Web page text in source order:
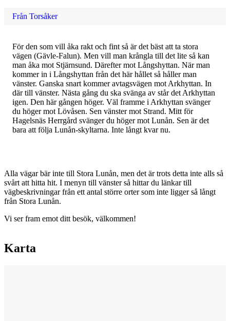
Från Torsåker
För den som vill åka rakt och fint så är det bäst att ta stora
vägen (Gävle-Falun). Men vill man krångla till det lite så kan
man åka mot Stjärnsund. Därefter mot Långshyttan. När man
kommer in i Långshyttan från det här hållet så håller man
vänster. Ganska snart kommer avtagsvägen mot Arkhyttan. In
där till vänster. Nästa gång du ska svänga av står det Arkhyttan
igen. Den här gången höger. Väl framme i Arkhyttan svänger
du höger mot Lövåsen. Sen vänster mot Strand. Mitt för
Hagelsnäs Herrgård svänger du höger mot Lunån. Sen är det
bara att följa Lunån-skyltarna. Inte långt kvar nu.
Alla vägar bär inte till Stora Lunån, men det är trots detta inte alls så
svårt att hitta hit. I menyn till vänster så hittar du länkar till
vägbeskrivningar från ett antal större orter som inte ligger så långt
från Stora Lunån.
Vi ser fram emot ditt besök, välkommen!
Karta